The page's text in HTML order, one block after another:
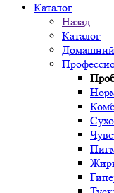
Каталог
Назад
Каталог